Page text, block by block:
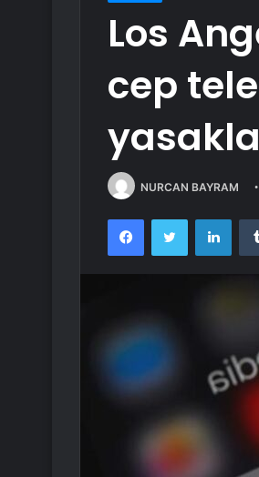
Los
cep
NURCAN BAYRAM
FacebookTwitter